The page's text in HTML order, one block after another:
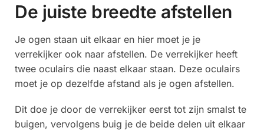
De juiste breedte afstellen
Je ogen staan uit elkaar en hier moet je je
verrekijker ook naar afstellen. De verrekijker heeft
twee oculairs die naast elkaar staan. Deze oculairs
moet je op dezelfde afstand als je ogen afstellen.
Dit doe je door de verrekijker eerst tot zijn smalst te
buigen, vervolgens buig je de beide delen uit elkaar